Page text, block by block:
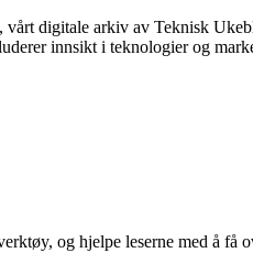
digitale arkiv av Teknisk
innsikt i teknologier og
og hjelpe leserne med å